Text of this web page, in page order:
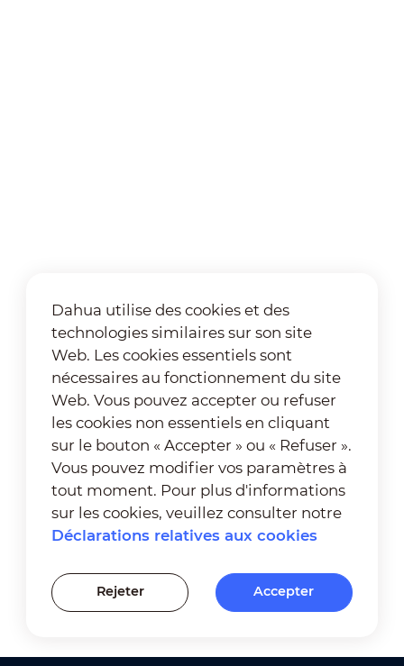
Dahua utilise des cookies et des
technologies similaires sur son site
Web. Les cookies essentiels sont
nécessaires au fonctionnement du site
Web. Vous pouvez accepter ou refuser
les cookies non essentiels en cliquant
sur le bouton « Accepter » ou « Refuser ».
Vous pouvez modifier vos paramètres à
tout moment. Pour plus d'informations
sur les cookies, veuillez consulter notre
Déclarations relatives aux cookies
Rejeter Accepter